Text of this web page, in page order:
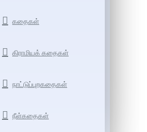
கதைகள்
கிராமியக் கதைகள்
நாட்டுப்புறகதைகள்
நீள்கதைகள்